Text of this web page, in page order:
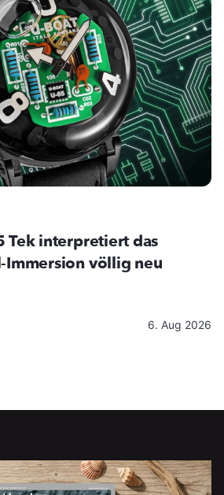
Tek interpretiert das
Immersion völlig neu
6. Aug 2026